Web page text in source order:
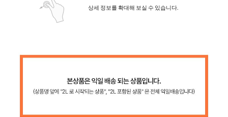
상세 정보를 확대해 보실 수 있습니다.